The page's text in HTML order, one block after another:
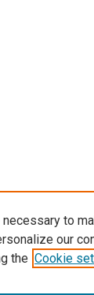
to
our
the Cookie